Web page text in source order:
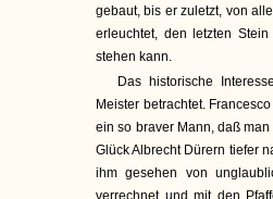
gebaut, bis er zuletzt, von
erleuchtet, den letzten
stehen kann.
Das historische
Meister betrachtet.
ein so braver Mann, daß
Glück Albrecht Dürern tiefer
ihm gesehen von
verrechnet und mit den